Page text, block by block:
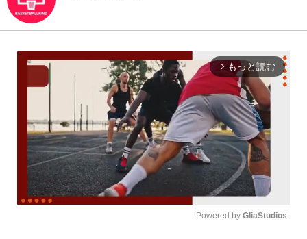
arrow_forward_ios もっと読む
Powered by GliaStudios